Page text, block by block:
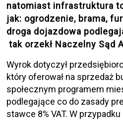
natomiast infrastruktura
jak: ogrodzenie, brama,
droga dojazdowa
tak orzekł Naczelny Sąd
Wyrok dotyczył
który oferował na sprzedaż
społecznym programem
podlegające co do zasady
stawce 8% VAT. W